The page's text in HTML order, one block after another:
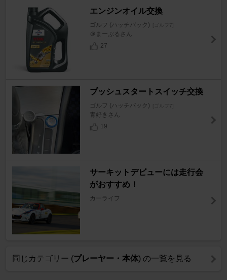
エンジンオイル交換
ゴルフ (ハッチバック) [ゴルフ7]
＠まーぶるさん
27
プッシュスタートスイッチ交換
ゴルフ (ハッチバック) [ゴルフ7]
青好きさん
19
サーキットデビューには走行会
がおすすめ！
カーライフ
同じカテゴリー (プレーヤー・本体) の一覧を見る